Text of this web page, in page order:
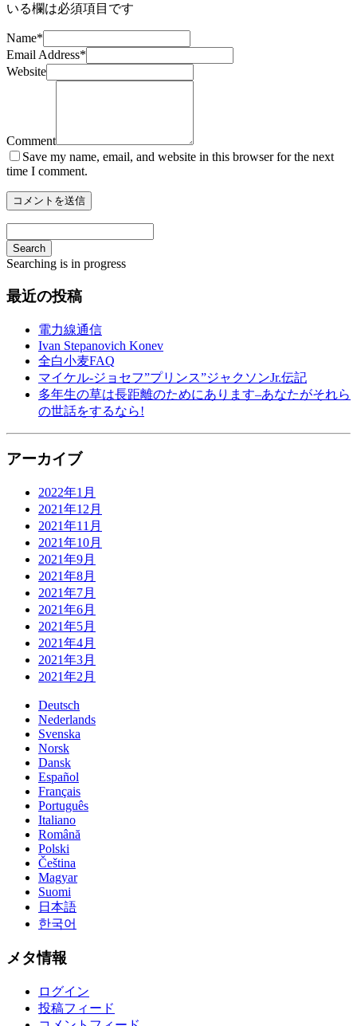
いる欄は必須項目です
Name*
Email Address*
Website
Comment
Save my name, email, and website in this browser for the next
time I comment.
Search
Searching is in progress
最近の投稿
電力線通信
Ivan Stepanovich Konev
全白小麦FAQ
マイケル-ジョセフ”プリンス”ジャクソンJr.伝記
多年生の草は長距離のためにあります–あなたがそれら
の世話をするなら!
アーカイブ
2022年1月
2021年12月
2021年11月
2021年10月
2021年9月
2021年8月
2021年7月
2021年6月
2021年5月
2021年4月
2021年3月
2021年2月
Deutsch
Nederlands
Svenska
Norsk
Dansk
Español
Français
Português
Italiano
Română
Polski
Čeština
Magyar
Suomi
日本語
한국어
メタ情報
ログイン
投稿フィード